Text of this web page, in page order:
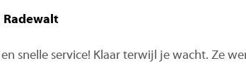
snelle service! Klaar terwijl je wacht. Ze
Radewalt